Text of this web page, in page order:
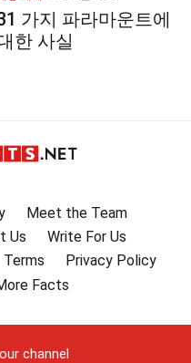
가지 파라마운트에
한 사실
Meet the Team
Us
Write For Us
Terms
Privacy Policy
Facts
channel